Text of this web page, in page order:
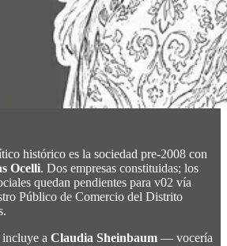
histórico es la sociedad pre-2008 con
Ocelli. Dos empresas constituidas; los
quedan pendientes para v02 vía
Público de Comercio del Distrito
a Claudia Sheinbaum — vocería